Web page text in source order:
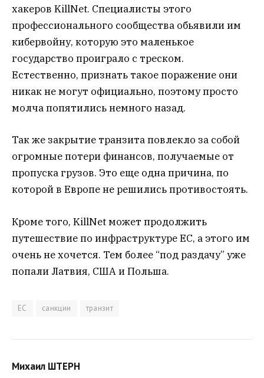
хакеров KillNet. Специалисты этого
профессионального сообщества обьявили им
кибервойну, которую это маленькое
государство проиграло с треском.
Естественно, признать такое поражение они
никак не могут официально, поэтому просто
молча попятились немного назад.
Так же закрытие транзита повлекло за собой
огромные потери финансов, получаемые от
пропуска грузов. Это еще одна причина, по
которой в Европе не решились противостоять.
Кроме того, KillNet может продолжить
путешествие по инфраструктуре ЕС, а этого им
очень не хочется. Тем более “под раздачу” уже
попали Латвия, США и Польша.
ЕС санкции транзит
Михаил ШТЕРН